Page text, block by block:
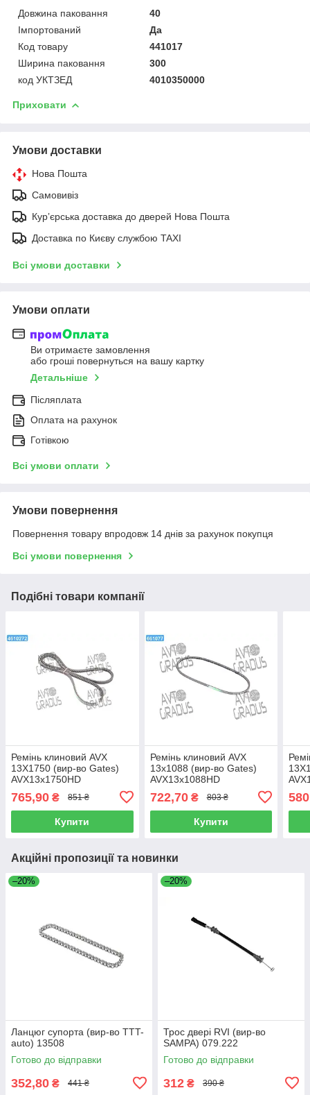
Довжина паковання
40
Імпортований
Да
Код товару
441017
Ширина паковання
300
код УКТЗЕД
4010350000
Приховати
Умови доставки
Нова Пошта
Самовивіз
Курʼєрська доставка до дверей Нова Пошта
Доставка по Києву службою TAXI
Всі умови доставки
Умови оплати
Ви отримаєте замовлення
або гроші повернуться на вашу картку
Детальніше
Післяплата
Оплата на рахунок
Готівкою
Всі умови оплати
Умови повернення
Повернення товару впродовж 14 днів за рахунок покупця
Всі умови повернення
Подібні товари компанії
Ремінь клиновий AVX
13X1750 (вир-во Gates)
AVX13x1750HD
765,90 ₴ 851 ₴
Купити
Ремінь клиновий AVX
13x1088 (вир-во Gates)
AVX13x1088HD
722,70₴ 803 ₴
Купити
Акційні пропозиції та новинки
–20%
Ланцюг супорта (вир-во TTT-
auto) 13508
Готово до відправки
352,80 ₴ 441 ₴
–20%
Трос двері RVI (вир-во
SAMPA) 079.222
Готово до відправки
312 ₴ 390 ₴